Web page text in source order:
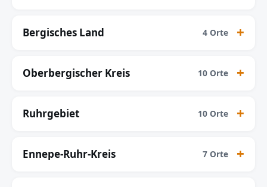
Bergisches Land 4 Orte
Oberbergischer Kreis 10 Orte
Ruhrgebiet 10 Orte
Ennepe-Ruhr-Kreis 7 Orte